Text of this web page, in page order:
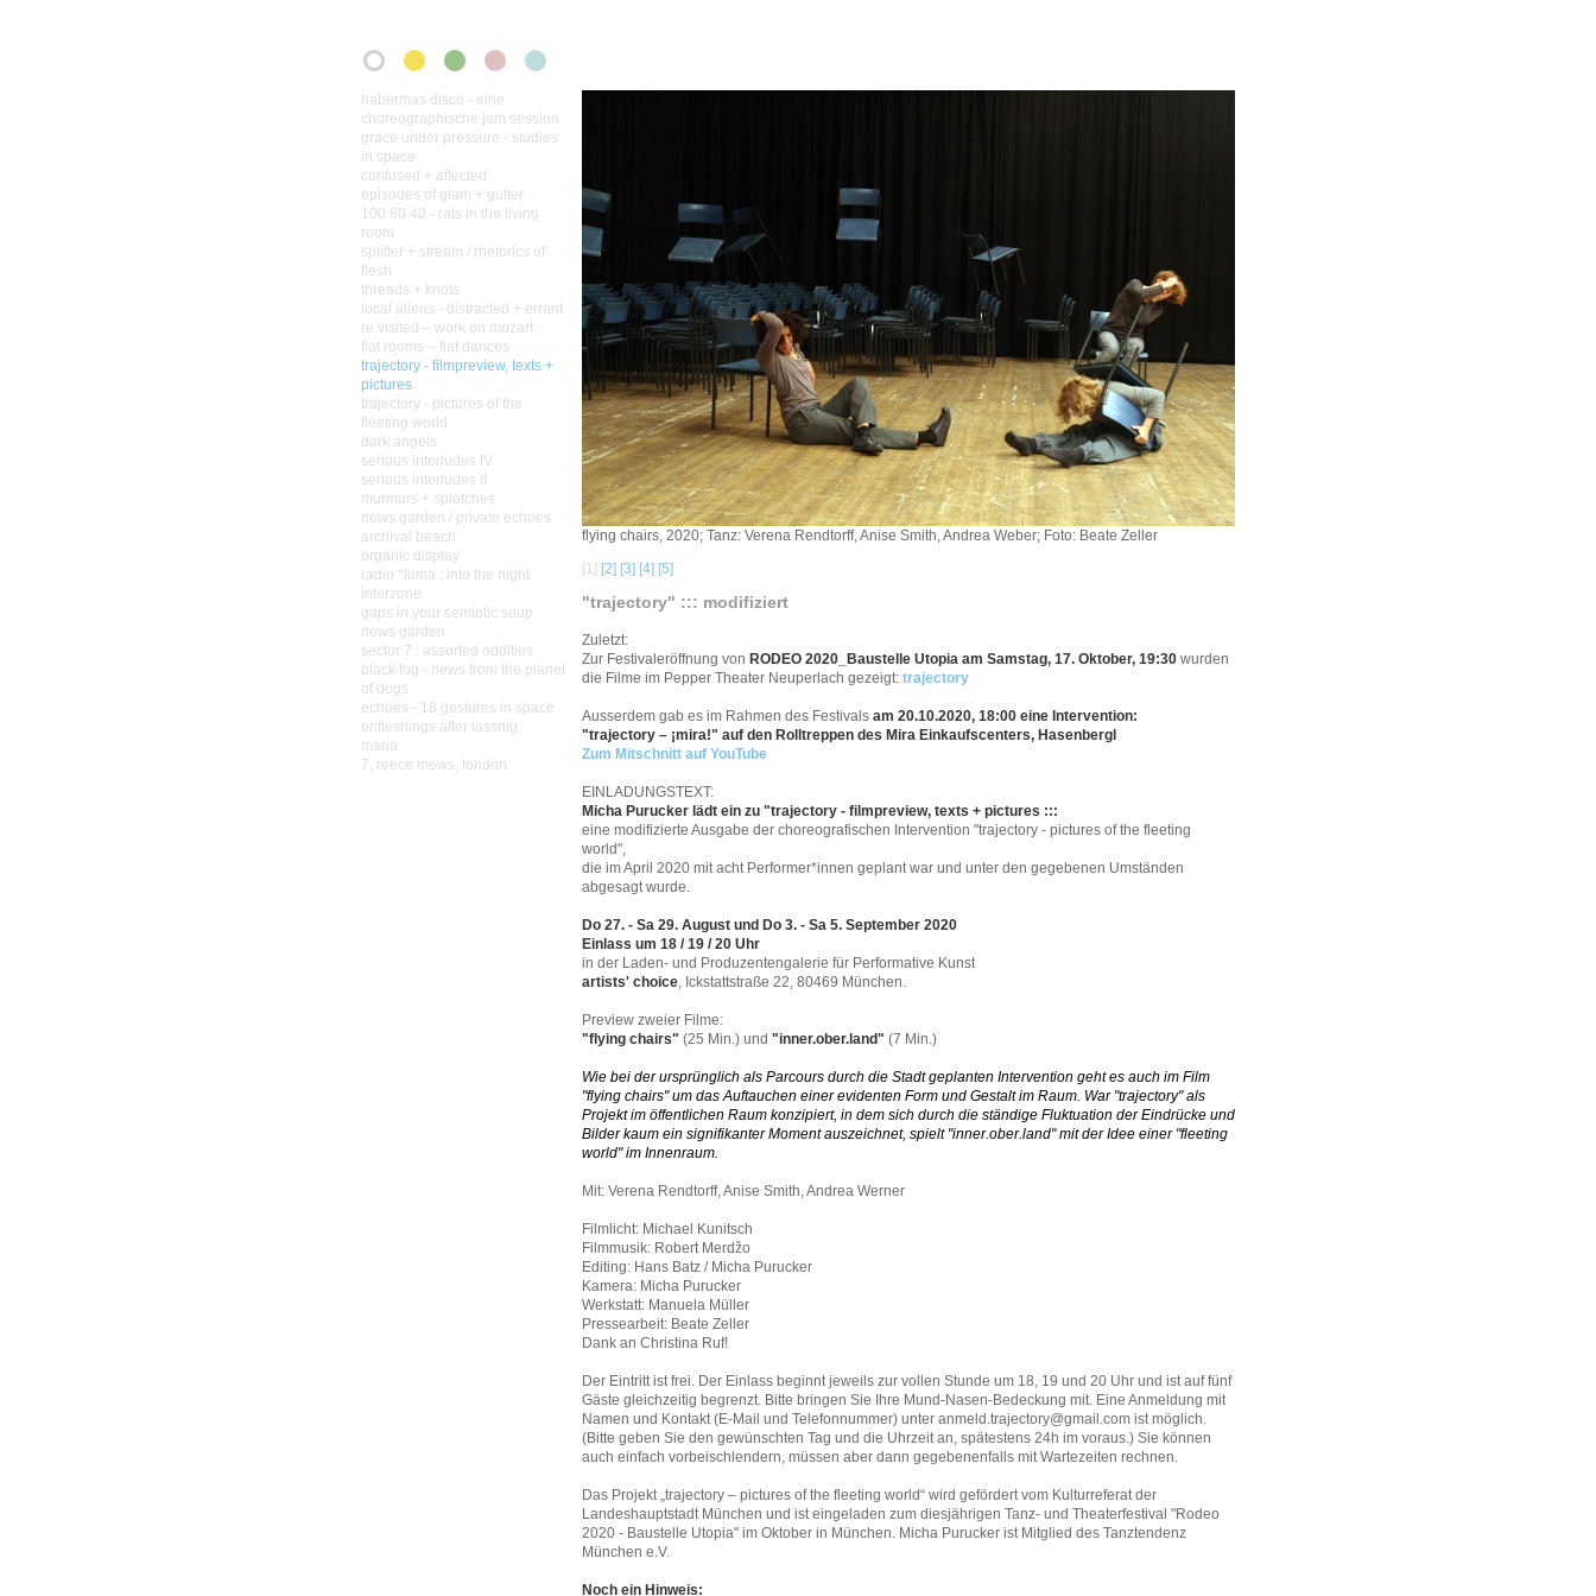
habermas disco - eine
choreographische jam session
grace under pressure - studies
in space
confused + affected
episodes of glam + gutter
100.80.40 - rats in the living
room
splitter + stream / rhetorics of
flesh
threads + knots
local aliens - distracted + errant
re.visited – work on mozart
flat rooms – flat dances
trajectory - filmpreview, texts +
pictures
trajectory - pictures of the
fleeting world
dark angels
serious interludes IV
serious interludes II
murmurs + splotches
news garden / private echoes
archival beach
organic display
radio *luma : into the night
interzone
gaps in your semiotic soup
news garden
sector 7 : assorted oddities
black fog - news from the planet
of dogs
echoes - 18 gestures in space
enfleshings after lassnig,
maria
7, reece mews, london
flying chairs, 2020; Tanz: Verena Rendtorff, Anise Smith, Andrea Weber; Foto: Beate Zeller
[1]
[2] [3] [4] [5]
"trajectory" ::: modifiziert
Zuletzt:
Zur Festivaleröffnung von RODEO 2020_Baustelle Utopia am Samstag, 17. Oktober, 19:30 wurden
die Filme im Pepper Theater Neuperlach gezeigt: trajectory
Ausserdem gab es im Rahmen des Festivals am 20.10.2020, 18:00 eine Intervention:
"trajectory – ¡mira!" auf den Rolltreppen des Mira Einkaufscenters, Hasenbergl
Zum Mitschnitt auf YouTube
EINLADUNGSTEXT:
Micha Purucker lädt ein zu "trajectory - filmpreview, texts + pictures :::
eine modifizierte Ausgabe der choreografischen Intervention "trajectory - pictures of the fleeting
world",
die im April 2020 mit acht Performer*innen geplant war und unter den gegebenen Umständen
abgesagt wurde.
Do 27. - Sa 29. August und Do 3. - Sa 5. September 2020
Einlass um 18 / 19 / 20 Uhr
in der Laden- und Produzentengalerie für Performative Kunst
artists' choice, Ickstattstraße 22, 80469 München.
Preview zweier Filme:
"flying chairs" (25 Min.) und "inner.ober.land" (7 Min.)
Wie bei der ursprünglich als Parcours durch die Stadt geplanten Intervention geht es auch im Film
"flying chairs" um das Auftauchen einer evidenten Form und Gestalt im Raum. War "trajectory" als
Projekt im öffentlichen Raum konzipiert, in dem sich durch die ständige Fluktuation der Eindrücke und
Bilder kaum ein signifikanter Moment auszeichnet, spielt "inner.ober.land" mit der Idee einer "fleeting
world" im Innenraum.
Mit: Verena Rendtorff, Anise Smith, Andrea Werner
Filmlicht: Michael Kunitsch
Filmmusik: Robert Merdžo
Editing: Hans Batz / Micha Purucker
Kamera: Micha Purucker
Werkstatt: Manuela Müller
Pressearbeit: Beate Zeller
Dank an Christina Ruf!
Der Eintritt ist frei. Der Einlass beginnt jeweils zur vollen Stunde um 18, 19 und 20 Uhr und ist auf fünf
Gäste gleichzeitig begrenzt. Bitte bringen Sie Ihre Mund-Nasen-Bedeckung mit. Eine Anmeldung mit
Namen und Kontakt (E-Mail und Telefonnummer) unter anmeld.trajectory@gmail.com ist möglich.
(Bitte geben Sie den gewünschten Tag und die Uhrzeit an, spätestens 24h im voraus.) Sie können
auch einfach vorbeischlendern, müssen aber dann gegebenenfalls mit Wartezeiten rechnen.
Das Projekt „trajectory – pictures of the fleeting world“ wird gefördert vom Kulturreferat der
Landeshauptstadt München und ist eingeladen zum diesjährigen Tanz- und Theaterfestival "Rodeo
2020 - Baustelle Utopia" im Oktober in München. Micha Purucker ist Mitglied des Tanztendenz
München e.V.
Noch ein Hinweis: